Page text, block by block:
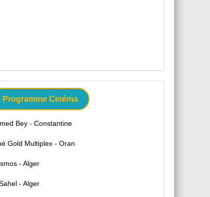
Programme Cinéma
Bey - Constantine
Gold Multiplex - Oran
- Alger
- Alger